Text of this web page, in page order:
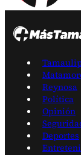
Reynosa
Política
Opinión
Deportes